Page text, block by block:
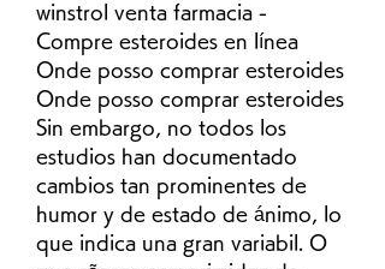
winstrol venta farmacia -
Compre esteroides en línea
Onde posso comprar esteroides
Onde posso comprar esteroides
Sin embargo, no todos los
estudios han documentado
cambios tan prominentes de
humor y de estado de ánimo, lo
que indica una gran variabil. O